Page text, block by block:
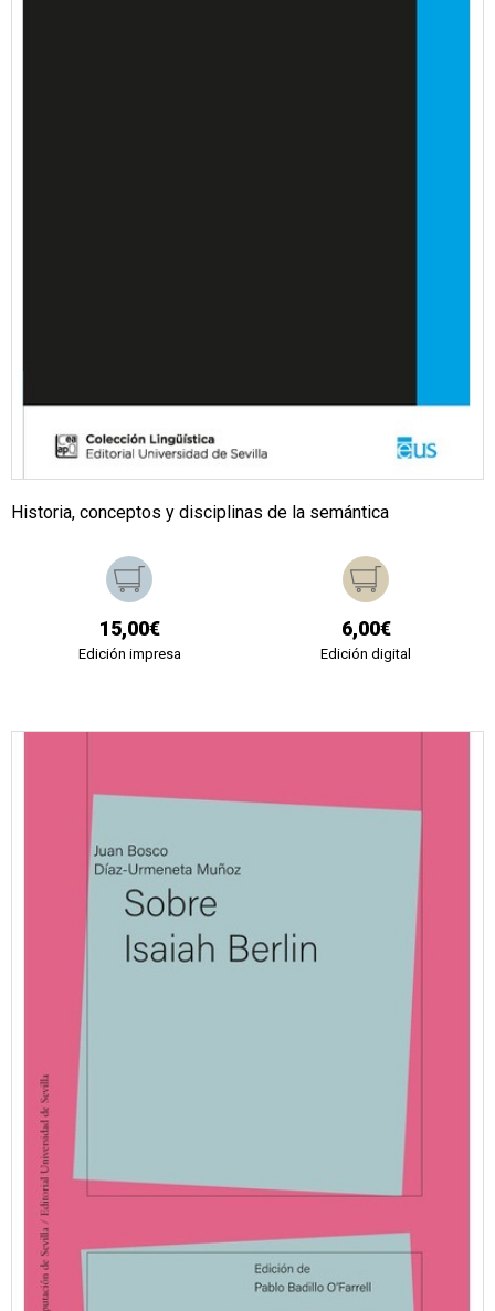
Historia, conceptos y disciplinas de la semántica
15,00€
Edición impresa
6,00€
Edición digital